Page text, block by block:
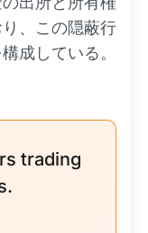
、この隠蔽行
成している。
trading